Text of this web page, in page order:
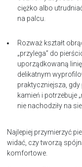
ciężko albo
na palcu.
Rozważ kształt
„przylega” do
uporządkowaną
delikatnym
praktyczniejsza,
kamień i potrzebuje
nie nachodziły na
Najlepiej przymierzyć
widać, czy tworzą
komfortowe.